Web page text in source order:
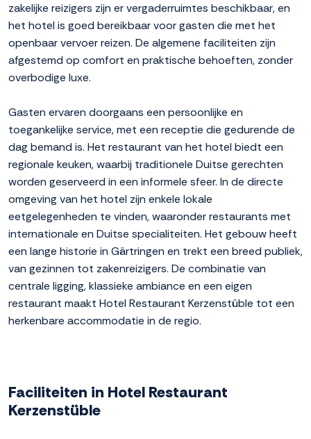
zakelijke reizigers zijn er vergaderruimtes beschikbaar, en
het hotel is goed bereikbaar voor gasten die met het
openbaar vervoer reizen. De algemene faciliteiten zijn
afgestemd op comfort en praktische behoeften, zonder
overbodige luxe.
Gasten ervaren doorgaans een persoonlijke en
toegankelijke service, met een receptie die gedurende de
dag bemand is. Het restaurant van het hotel biedt een
regionale keuken, waarbij traditionele Duitse gerechten
worden geserveerd in een informele sfeer. In de directe
omgeving van het hotel zijn enkele lokale
eetgelegenheden te vinden, waaronder restaurants met
internationale en Duitse specialiteiten. Het gebouw heeft
een lange historie in Gärtringen en trekt een breed publiek,
van gezinnen tot zakenreizigers. De combinatie van
centrale ligging, klassieke ambiance en een eigen
restaurant maakt Hotel Restaurant Kerzenstüble tot een
herkenbare accommodatie in de regio.
Faciliteiten in Hotel Restaurant
Kerzenstüble